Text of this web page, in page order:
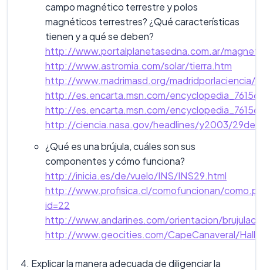
campo magnético terrestre y polos
magnéticos terrestres? ¿Qué características
tienen y a qué se deben?
http://www.portalplanetasedna.com.ar/
http://www.astromia.com/solar/tierra.htm
http://www.madrimasd.org/madridporlaciencia/
http://es.encarta.msn.com/
http://es.encarta.msn.com/
http://ciencia.nasa.gov/headlines/y2003/
¿Qué es una brújula, cuáles son sus
componentes y cómo funciona?
http://inicia.es/de/vuelo/INS/INS29.html
http://www.profisica.cl/comofuncionan/
id=22
http://www.andarines.com/orientacion/
http://www.geocities.com/CapeCanaveral/Hall/
Explicar la manera adecuada de diligenciar la